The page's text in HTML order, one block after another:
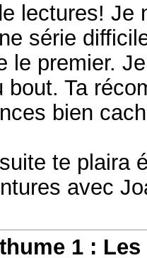
lectures! Je
série
le premier.
bout. Ta
bien
te plaira
avec
1 :